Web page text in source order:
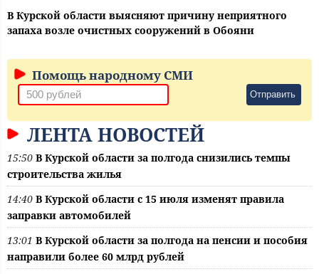
В Курской области выясняют причину неприятного
запаха возле очистных сооружений в Обояни
Помощь народному СМИ
Отправить
ЛЕНТА НОВОСТЕЙ
15:50 В Курской области за полгода снизились темпы
строительства жилья
14:40 В Курской области с 15 июля изменят правила
заправки автомобилей
13:01 В Курской области за полгода на пенсии и пособия
направили более 60 млрд рублей